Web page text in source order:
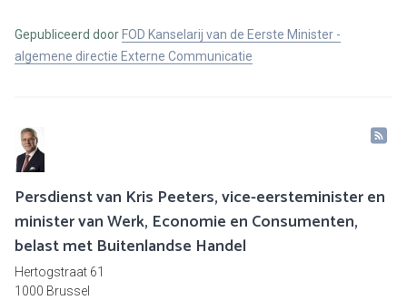
Gepubliceerd door FOD Kanselarij van de Eerste Minister -
algemene directie Externe Communicatie
Persdienst van Kris Peeters, vice-eersteminister en
minister van Werk, Economie en Consumenten,
belast met Buitenlandse Handel
Hertogstraat 61
1000 Brussel